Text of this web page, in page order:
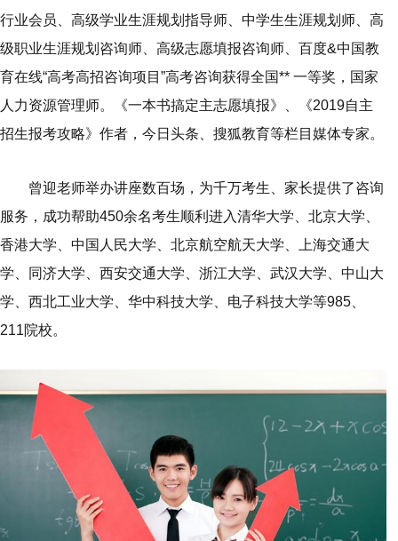
行业会员、高级学业生涯规划指导师、中学生生涯规划师、高
级职业生涯规划咨询师、高级志愿填报咨询师、百度&中国教
育在线“高考高招咨询项目”高考咨询获得全国** 一等奖，国家
人力资源管理师。《一本书搞定主志愿填报》、《2019自主
招生报考攻略》作者，今日头条、搜狐教育等栏目媒体专家。
曾迎老师举办讲座数百场，为千万考生、家长提供了咨询
服务，成功帮助450余名考生顺利进入清华大学、北京大学、
香港大学、中国人民大学、北京航空航天大学、上海交通大
学、同济大学、西安交通大学、浙江大学、武汉大学、中山大
学、西北工业大学、华中科技大学、电子科技大学等985、
211院校。